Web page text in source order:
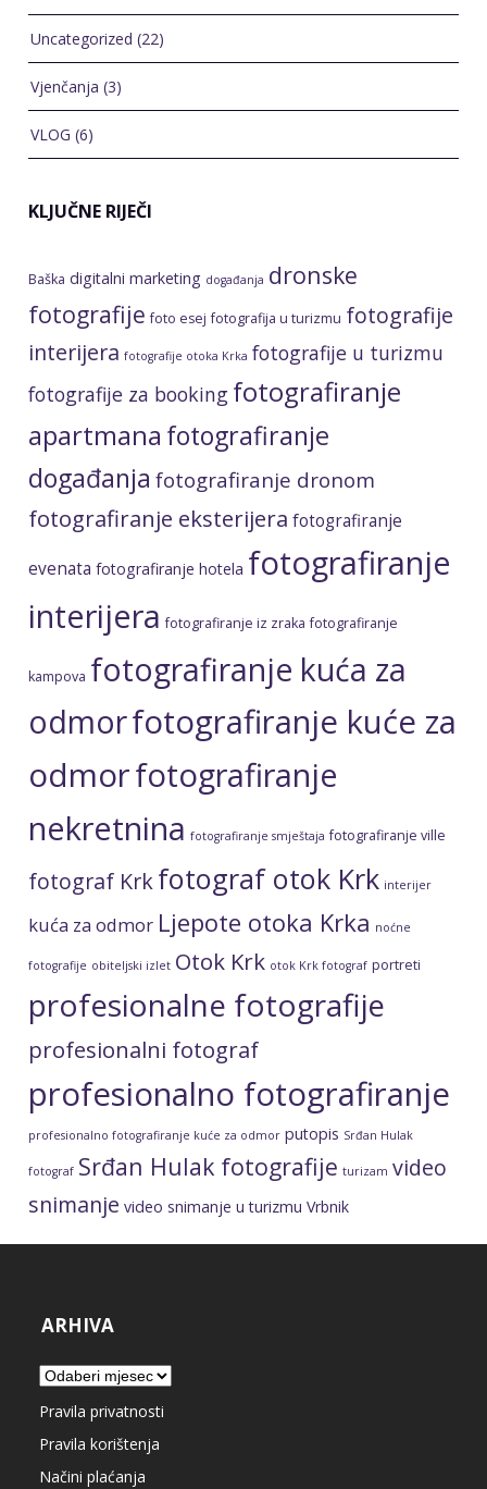
Uncategorized (22)
Vjenčanja (3)
VLOG (6)
KLJUČNE RIJEČI
Baška digitalni marketing događanja dronske
fotografije foto esej fotografija u turizmu fotografije
interijera fotografije otoka Krka fotografije u turizmu
fotografije za booking fotografiranje
apartmana fotografiranje
događanja fotografiranje dronom
fotografiranje eksterijera fotografiranje
evenata fotografiranje hotela fotografiranje
interijera fotografiranje iz zraka fotografiranje
kampova fotografiranje kuća za
odmorfotografiranje kuće za
odmorfotografiranje
nekretnina fotografiranje smještaja fotografiranje ville
fotograf Krkfotograf otok Krk interijer
kuća za odmor Ljepote otoka Krka noćne
fotografije obiteljski izlet Otok Krk otok Krk fotograf portreti
profesionalne fotografije
profesionalni fotograf
profesionalno fotografiranje
profesionalno fotografiranje kuće za odmor putopis Srđan Hulak
fotograf Srđan Hulak fotografije turizam video
snimanje video snimanje u turizmu Vrbnik
ARHIVA
Arhiva
Pravila privatnosti
Pravila korištenja
Načini plaćanja